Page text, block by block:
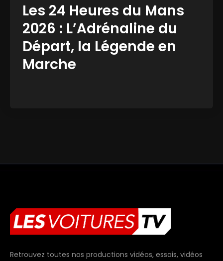
Les 24 Heures du Mans
2026 : L’Adrénaline du
Départ, la Légende en
Marche
Retrouvez toutes nos productions vidéos, essais, vidéos